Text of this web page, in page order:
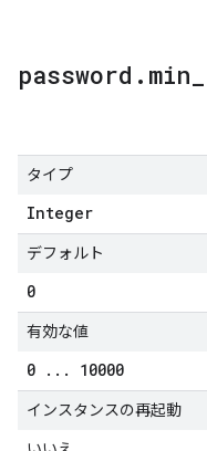
password . min
タイプ
Integer
デフォルト
0
有効な値
0 . . . 10000
インスタンスの再起動